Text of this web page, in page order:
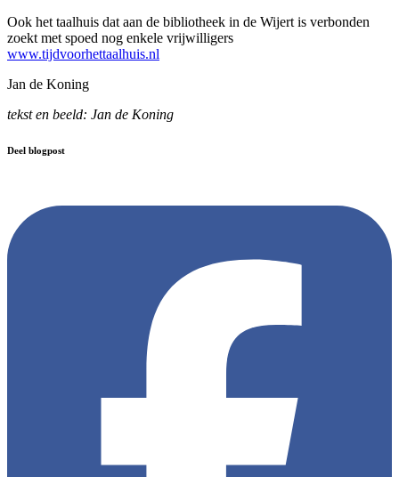
Ook het taalhuis dat aan de bibliotheek in de Wijert is verbonden
zoekt met spoed nog enkele vrijwilligers
www.tijdvoorhettaalhuis.nl
Jan de Koning
tekst en beeld: Jan de Koning
Deel blogpost